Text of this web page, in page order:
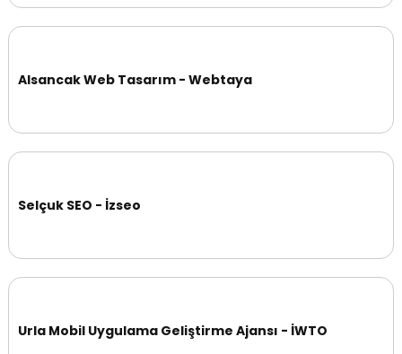
Alsancak Web Tasarım - Webtaya
Selçuk SEO - İzseo
Urla Mobil Uygulama Geliştirme Ajansı - İWTO